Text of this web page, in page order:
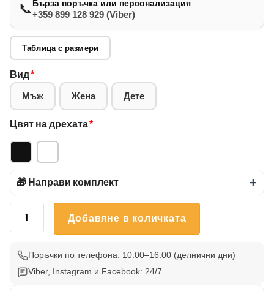
📞Бърза поръчка или персонализация
+359 899 128 929 (Viber)
Таблица с размери
Вид*
Мъж Жена Дете
Цвят на дрехата*
🎁 Направи комплект +
количество
Български
Вдъхновения
Добавяне в количката
Поръчки по телефона: 10:00–16:00 (делнични дни)
Viber, Instagram и Facebook: 24/7